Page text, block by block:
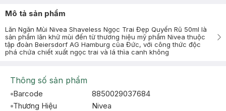
Mô tả sản phẩm
Lăn Ngăn Mùi Nivea Shaveless Ngọc Trai Đẹp Quyến Rũ 50ml là
sản phẩm lăn khử mùi đến từ thương hiệu mỹ phẩm Nivea thuộc
tập đoàn Beiersdorf AG Hamburg của Đức, với công thức độc
phá chứa chiết xuất ngọc trai và lá thìa canh không
Thông số sản phẩm
Barcode
8850029037684
Thương Hiệu
Nivea